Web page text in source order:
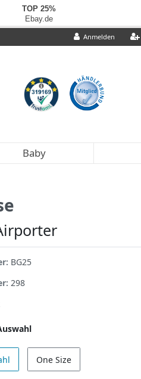
Anmelden
Baby
BG25
298
One Size